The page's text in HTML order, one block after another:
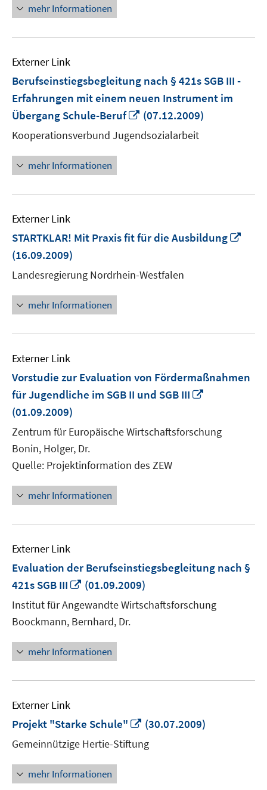
mehr Informationen
Externer Link
Berufseinstiegsbegleitung nach § 421s SGB III -
Erfahrungen mit einem neuen Instrument im
Übergang Schule-Beruf
In
neuem
Fenster
(07.12.2009)
Kooperationsverbund Jugendsozialarbeit
mehr Informationen
Externer Link
STARTKLAR! Mit Praxis fit für die Ausbildung
(16.09.2009)
Landesregierung Nordrhein-Westfalen
mehr Informationen
Externer Link
Vorstudie zur Evaluation von Fördermaßnahmen
für Jugendliche im SGB II und SGB III
öffnen
(01.09.2009)
Zentrum für Europäische Wirtschaftsforschung
Bonin, Holger, Dr.
Quelle: Projektinformation des ZEW
mehr Informationen
Externer Link
Evaluation der Berufseinstiegsbegleitung nach §
421s SGB III
In
neuem
Fenster
öffnen
(01.09.2009)
Institut für Angewandte Wirtschaftsforschung
Boockmann, Bernhard, Dr.
mehr Informationen
Externer Link
Projekt "Starke Schule"
In
Fenster
(30.07.2009)
Gemeinnützige Hertie-Stiftung
mehr Informationen